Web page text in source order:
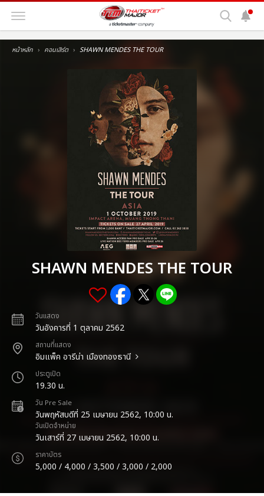
หน้าหลัก คอนเสิร์ต SHAWN MENDES THE TOUR
SHAWN MENDES THE TOUR
วันแสดง
วันอังคารที่ 1 ตุลาคม 2562
สถานที่แสดง
อิมแพ็ค อารีน่า เมืองทองธานี
ประตูเปิด
19.30 น.
วัน Pre Sale
วันพฤหัสบดีที่ 25 เมษายน 2562, 10:00 น.
วันเปิดจำหน่าย
วันเสาร์ที่ 27 เมษายน 2562, 10:00 น.
ราคาบัตร
5,000 / 4,000 / 3,500 / 3,000 / 2,000